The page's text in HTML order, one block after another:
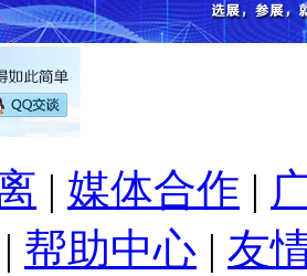
| 媒体合作 |
| 帮助中心 | 友